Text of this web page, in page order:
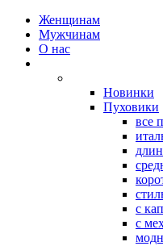
Женщинам
Мужчинам
О нас
Новинки
Пуховики
все
с
с